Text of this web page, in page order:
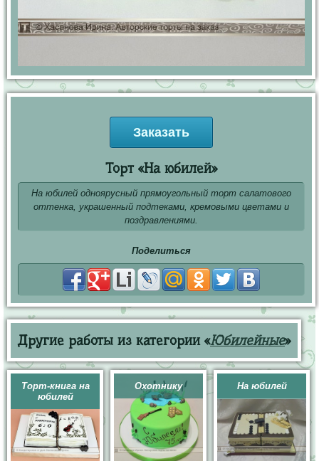
Заказать
Торт «На юбилей»
На юбилей одноярусный прямоугольный торт салатового
оттенка, украшенный подтеками, кремовыми цветами и
поздравлениями.
Поделиться
Другие работы из категории «Юбилейные»
Торт-книга на
юбилей
Охотнику На юбилей